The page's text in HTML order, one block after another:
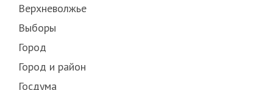
Верхневолжье
Выборы
Город
Город и район
Госдума